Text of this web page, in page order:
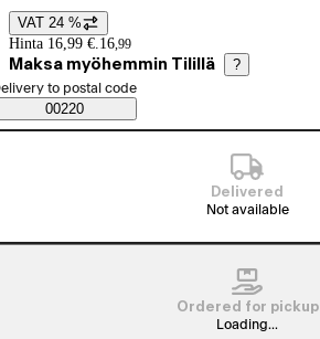
Price details
VAT 24 %
Hinta 16,99 €. 16,99
Maksa myöhemmin Tilillä ?
Saatavuustiedot
order method
to postal code
00220
Delivered
Not available
Ordered for pickup
Loading...